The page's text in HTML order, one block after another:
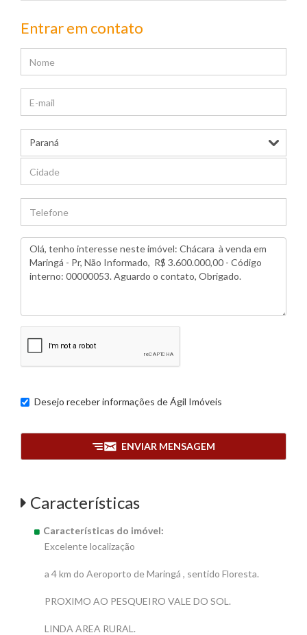
Entrar em contato
Desejo receber informações deÁgil Imóveis
ENVIAR MENSAGEM
Características
Características do imóvel:
Excelente localização
a 4 km do Aeroporto de Maringá , sentido Floresta.
PROXIMO AO PESQUEIRO VALE DO SOL.
LINDA AREA RURAL.